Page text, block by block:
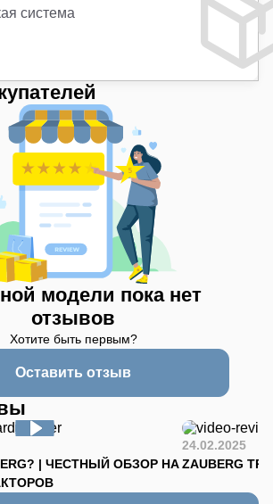
система
модели пока нет
отзывов
Хотите быть первым?
Оставить отзыв
| ЧЕСТНЫЙ ОБЗОР НА
24.02.2025
ZAUBERG